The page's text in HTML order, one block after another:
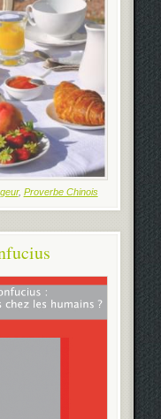
, Proverbe Chinois